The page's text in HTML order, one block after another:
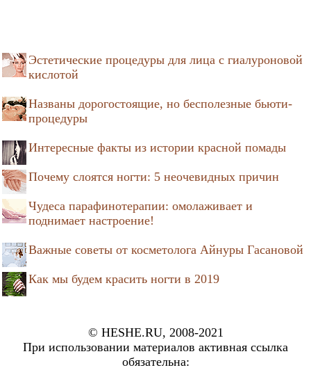
Эстетические процедуры для лица с гиалуроновой
кислотой
Названы дорогостоящие, но бесполезные бьюти-
процедуры
Интересные факты из истории красной помады
Почему слоятся ногти: 5 неочевидных причин
Чудеса парафинотерапии: омолаживает и
поднимает настроение!
Важные советы от косметолога Айнуры Гасановой
Как мы будем красить ногти в 2019
© HESHE.RU, 2008-2021
При использовании материалов активная ссылка
обязательна: